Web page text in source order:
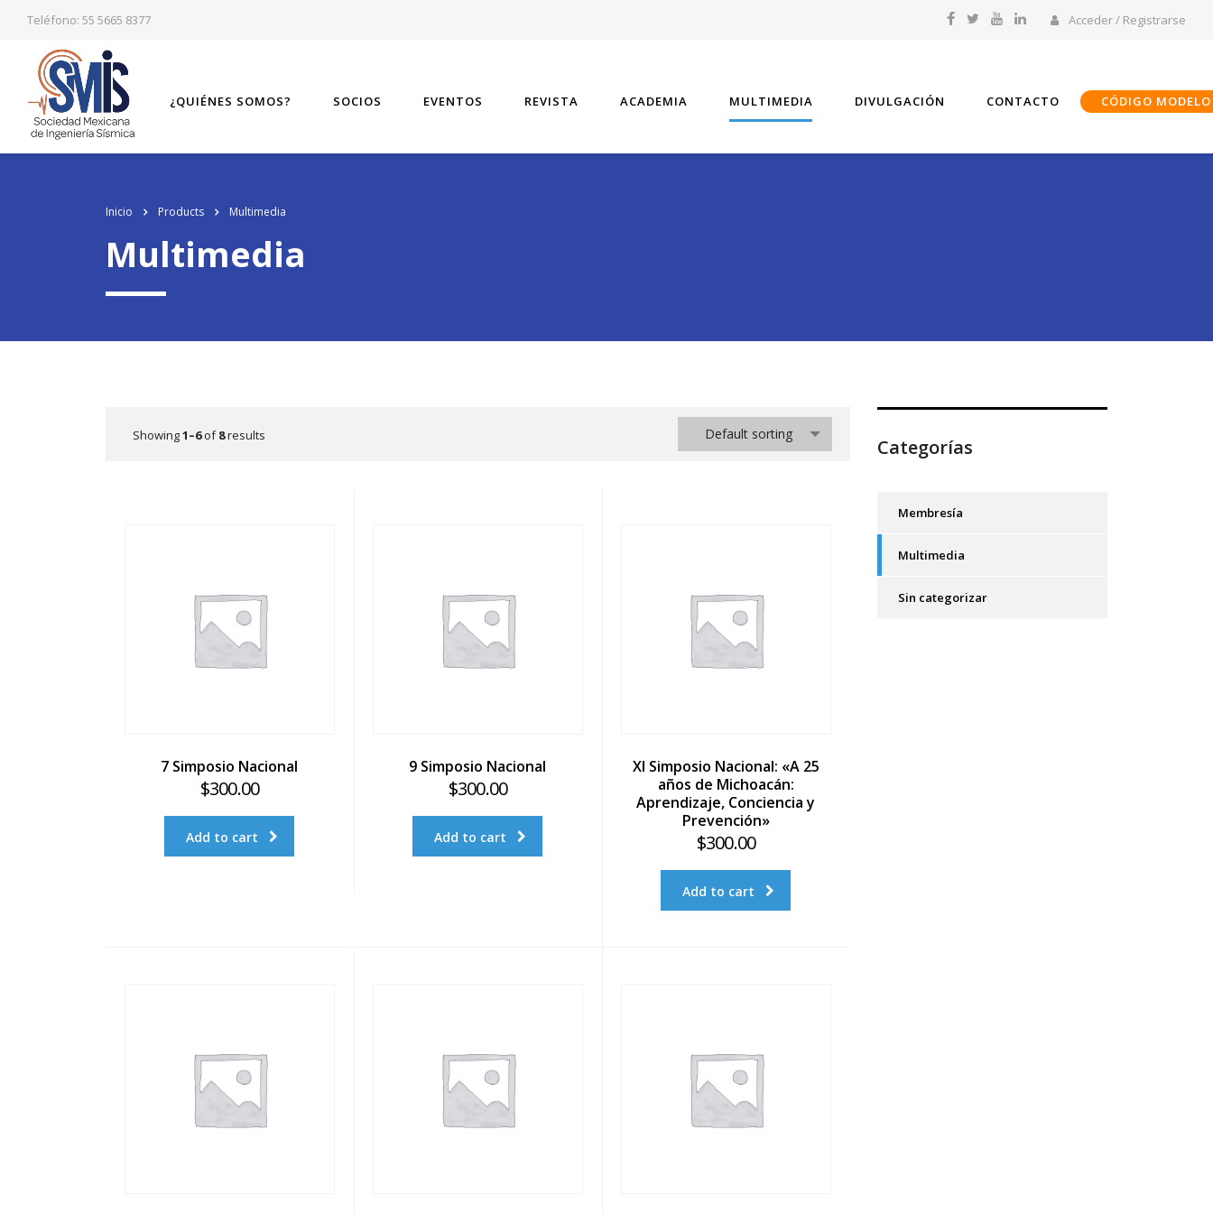
Teléfono: 55 5665 8377 Acceder / Registrarse
¿QUIÉNES SOMOS? SOCIOS EVENTOS REVISTA ACADEMIA MULTIMEDIA DIVULGACIÓN CONTACTO CÓDIGO MODELO
Inicio Products Multimedia
Multimedia
Showing1–6of8results Default sorting
7 Simposio Nacional
$300.00
Add to cart
9 Simposio Nacional
$300.00
Add to cart
XI Simposio Nacional: «A 25
años de Michoacán:
Aprendizaje, Conciencia y
Prevención»
$300.00
Add to cart
Categorías
Membresía
Multimedia
Sin categorizar